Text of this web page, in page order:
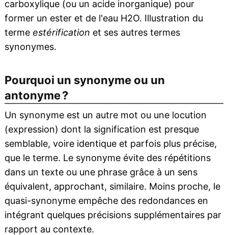
carboxylique (ou un acide inorganique) pour
former un ester et de l'eau H2O. Illustration du
terme estérification et ses autres termes
synonymes.
Pourquoi un synonyme ou un
antonyme ?
Un synonyme est un autre mot ou une locution
(expression) dont la signification est presque
semblable, voire identique et parfois plus précise,
que le terme. Le synonyme évite des répétitions
dans un texte ou une phrase grâce à un sens
équivalent, approchant, similaire. Moins proche, le
quasi-synonyme empêche des redondances en
intégrant quelques précisions supplémentaires par
rapport au contexte.